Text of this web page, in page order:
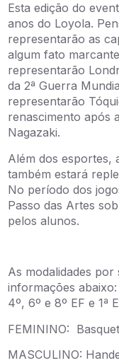
Esta edição do
anos do Loyola.
representarão as
algum fato
representarão
da 2ª Guerra
representarão
renascimento após
Nagazaki.
Além dos esportes,
também estará
No período dos
Passo das Artes
pelos alunos.
As modalidades por
informações abaixo:
4º, 6º e 8º EF e
FEMININO:
MASCULINO: